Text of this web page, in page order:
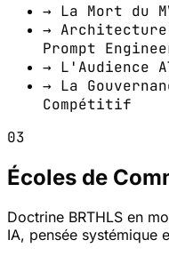
→ La Mort du
→
Prompt
→ L'Audience
→ La
Compétitif
03
Écoles de
Doctrine BRTHLS en
IA, pensée systémique